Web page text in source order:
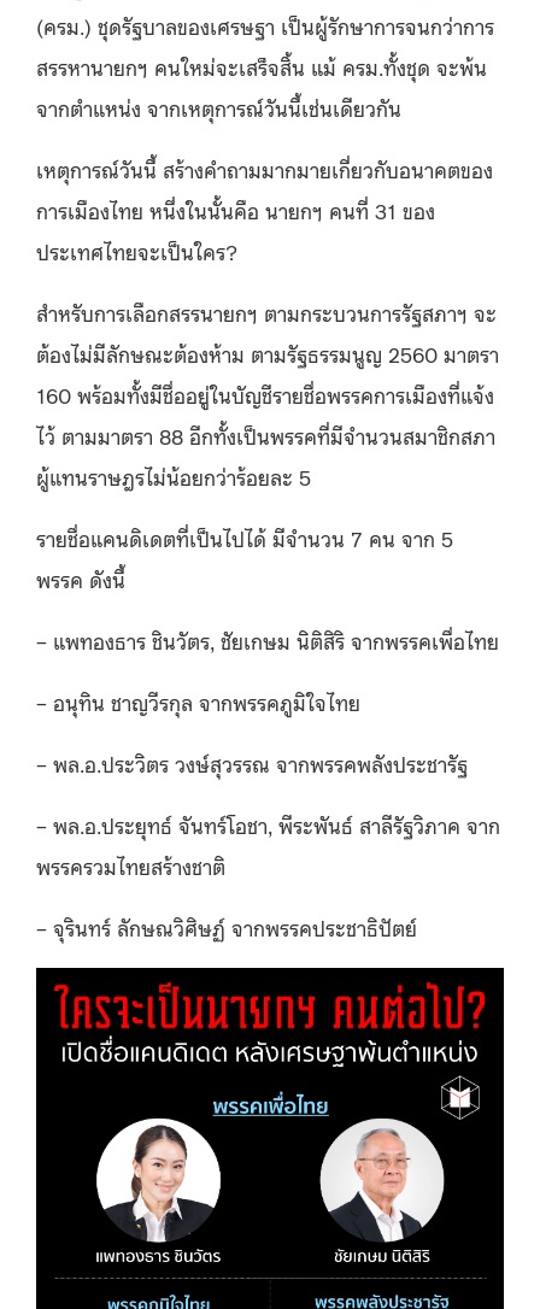
(ครม.) ชุดรัฐบาลของเศรษฐา เป็นผู้รักษาการจนกว่าการ
สรรหานายกฯ คนใหม่จะเสร็จสิ้น แม้ ครม.ทั้งชุด จะพ้น
จากตำแหน่ง จากเหตุการณ์วันนี้เช่นเดียวกัน
เหตุการณ์วันนี้ สร้างคำถามมากมายเกี่ยวกับอนาคตของ
การเมืองไทย หนึ่งในนั้นคือ นายกฯ คนที่ 31 ของ
ประเทศไทยจะเป็นใคร?
สำหรับการเลือกสรรนายกฯ ตามกระบวนการรัฐสภาฯ จะ
ต้องไม่มีลักษณะต้องห้าม ตามรัฐธรรมนูญ 2560 มาตรา
160 พร้อมทั้งมีชื่ออยู่ในบัญชีรายชื่อพรรคการเมืองที่แจ้ง
ไว้ ตามมาตรา 88 อีกทั้งเป็นพรรคที่มีจำนวนสมาชิกสภา
ผู้แทนราษฎรไม่น้อยกว่าร้อยละ 5
รายชื่อแคนดิเดตที่เป็นไปได้ มีจำนวน 7 คน จาก 5
พรรค ดังนี้
– แพทองธาร ชินวัตร, ชัยเกษม นิติสิริ จากพรรคเพื่อไทย
– อนุทิน ชาญวีรกุล จากพรรคภูมิใจไทย
– พล.อ.ประวิตร วงษ์สุวรรณ จากพรรคพลังประชารัฐ
– พล.อ.ประยุทธ์ จันทร์โอชา, พีระพันธ์ สาลีรัฐวิภาค จาก
พรรครวมไทยสร้างชาติ
– จุรินทร์ ลักษณวิศิษฏ์ จากพรรคประชาธิปัตย์